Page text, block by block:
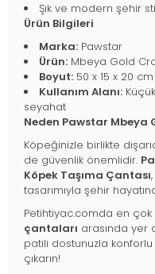
Şık ve modern şehir
Ürün Bilgileri
Marka: Pawstar
Ürün: Mbeya Gold
Boyut: 50 x 15 x 20 cm
Kullanım Alanı:
seyahat
Neden Pawstar Mbeya
Köpeğinizle birlikte
de güvenlik önemlidir.
Köpek Taşıma Çantası
tasarımıyla şehir
Petihtiyac.comda en
çantaları arasında yer
patili dostunuzla
çıkarın!